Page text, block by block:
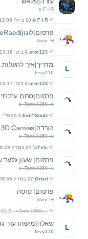
o F i R
o F i R 10 ביולי 12:08
פרסום|לוגו(ImageRaedi)
Aviv_H
oror123 6 ביוני 13:18
מדריך|איך להעלות
levy210
oror123 6 ביוני 13:17
L
פרסום|סתם
::»Tami®350«::
Evil^Soulz 2 באפר׳ 22:30
הורדה|3D Canvas תוכנה ליצרת אנימציות *מקצועית*!
::»Tami®350«::
`cYn!c 27 במרץ 18:29
פרסום| שעון גלעד
::»Tami®350«::
Orixd 27 במרץ 08:53
פרסום| סוסה
Aviv_H
::»Tami®350«:: 2 במרץ 14:25
שאלה|מישהו עוד
levy210 L